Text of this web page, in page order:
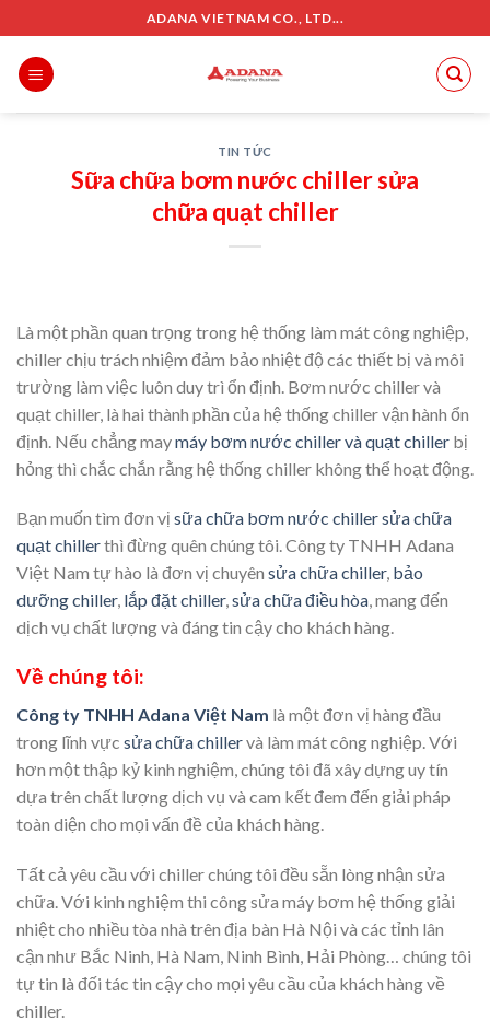
to
content
ADANA VIETNAM CO., LTD...
TIN TỨC
Sữa chữa bơm nước chiller sửa
chữa quạt chiller
Là một phần quan trọng trong hệ thống làm mát công nghiệp,
chiller chịu trách nhiệm đảm bảo nhiệt độ các thiết bị và môi
trường làm việc luôn duy trì ổn định. Bơm nước chiller và
quạt chiller, là hai thành phần của hệ thống chiller vận hành ổn
định. Nếu chẳng maymáy bơm nước chiller và quạt chiller bị
hỏng thì chắc chắn rằng hệ thống chiller không thể hoạt động.
Bạn muốn tìm đơn vị sữa chữa bơm nước chiller sửa chữa
quạt chillerthì đừng quên chúng tôi. Công ty TNHH Adana
Việt Nam tự hào là đơn vị chuyên sửa chữa chiller, bảo
dưỡng chiller, lắp đặt chiller,sửa chữa điều hòa, mang đến
dịch vụ chất lượng và đáng tin cậy cho khách hàng.
Về chúng tôi:
Công ty TNHH Adana Việt Nam là một đơn vị hàng đầu
trong lĩnh vực sửa chữa chillervà làm mát công nghiệp. Với
hơn một thập kỷ kinh nghiệm, chúng tôi đã xây dựng uy tín
dựa trên chất lượng dịch vụ và cam kết đem đến giải pháp
toàn diện cho mọi vấn đề của khách hàng.
Tất cả yêu cầu với chiller chúng tôi đều sẵn lòng nhận sửa
chữa. Với kinh nghiệm thi công sửa máy bơm hệ thống giải
nhiệt cho nhiều tòa nhà trên địa bàn Hà Nội và các tỉnh lân
cận như Bắc Ninh, Hà Nam, Ninh Bình, Hải Phòng… chúng tôi
tự tin là đối tác tin cậy cho mọi yêu cầu của khách hàng về
chiller.